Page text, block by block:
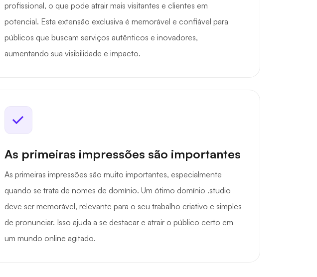
profissional, o que pode atrair mais visitantes e clientes em
potencial. Esta extensão exclusiva é memorável e confiável para
públicos que buscam serviços autênticos e inovadores,
aumentando sua visibilidade e impacto.
As primeiras impressões são importantes
As primeiras impressões são muito importantes, especialmente
quando se trata de nomes de domínio. Um ótimo domínio .studio
deve ser memorável, relevante para o seu trabalho criativo e simples
de pronunciar. Isso ajuda a se destacar e atrair o público certo em
um mundo online agitado.